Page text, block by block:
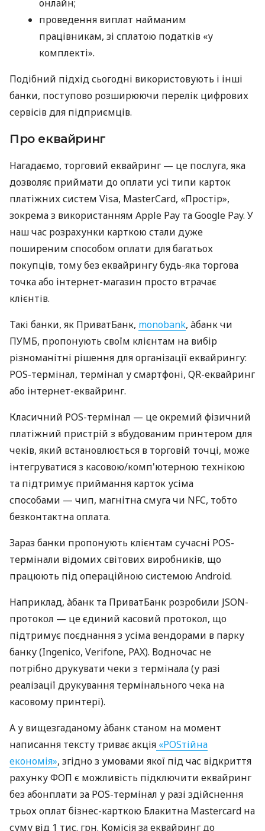
онлайн;
проведення виплат найманим
працівникам, зі сплатою податків «у
комплекті».
Подібний підхід сьогодні використовують і інші
банки, поступово розширюючи перелік цифрових
сервісів для підприємців.
Про еквайринг
Нагадаємо, торговий еквайринг — це послуга, яка
дозволяє приймати до оплати усі типи карток
платіжних систем Visa, MasterCard, «Простір»,
зокрема з використанням Apple Pay та Google Pay. У
наш час розрахунки карткою стали дуже
поширеним способом оплати для багатьох
покупців, тому без еквайрингу будь-яка торгова
точка або інтернет-магазин просто втрачає
клієнтів.
Такі банки, як ПриватБанк, monobank, àбанк чи
ПУМБ, пропонують своїм клієнтам на вибір
різноманітні рішення для організації еквайрингу:
POS-термінал, термінал у смартфоні, QR-еквайринг
або інтернет-еквайринг.
Класичний POS-термінал — це окремий фізичний
платіжний пристрій з вбудованим принтером для
чеків, який встановлюється в торговій точці, може
інтегруватися з касовою/комп'ютерною технікою
та підтримує приймання карток усіма
способами — чип, магнітна смуга чи NFC, тобто
безконтактна оплата.
Зараз банки пропонують клієнтам сучасні POS-
термінали відомих світових виробників, що
працюють під операційною системою Android.
Наприклад, àбанк та ПриватБанк розробили JSON-
протокол — це єдиний касовий протокол, що
підтримує поєднання з усіма вендорами в парку
банку (Ingenico, Verifone, PAX). Водночас не
потрібно друкувати чеки з термінала (у разі
реалізації друкування термінального чека на
касовому принтері).
А у вищезгаданому àбанк станом на момент
написання тексту триває акція «POSтійна
економія», згідно з умовами якої під час відкриття
рахунку ФОП є можливість підключити еквайринг
без абонплати за POS-термінал у разі здійснення
трьох оплат бізнес-карткою Блакитна Mastercard на
суму від 1 тис. грн. Комісія за еквайринг до